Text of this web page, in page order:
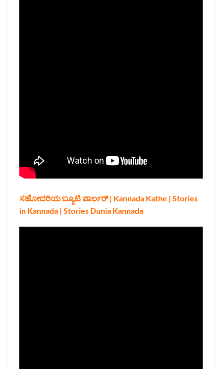
ಸಹೋದರಿಯ ಬ್ಯೂಟಿ ಪಾರ್ಲರ್ | Kannada Kathe | Stories
in Kannada | Stories Dunia Kannada